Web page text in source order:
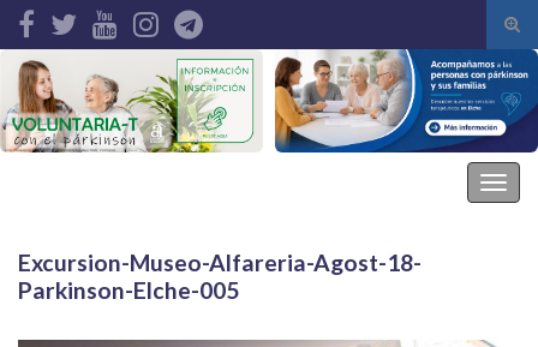
de
Search for:
Excursion-Museo-Alfareria-Agost-18-
Parkinson-Elche-005